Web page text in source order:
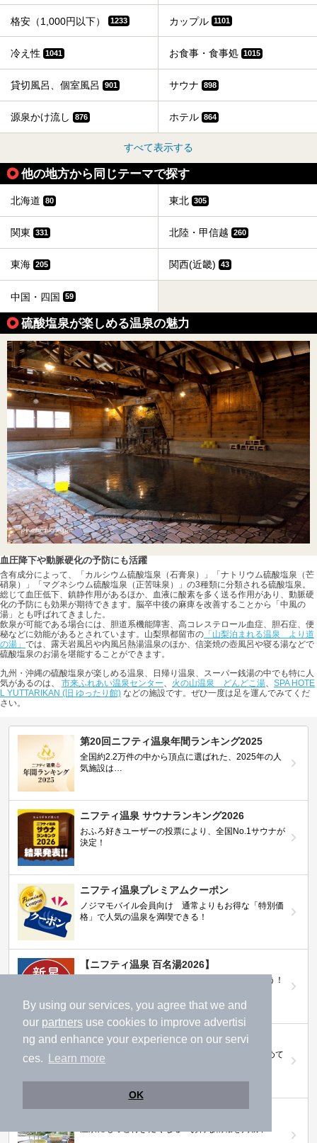
By using our services, you agree that we and
our partners use cookies to improve advertisi
ng and enhance your experience on our servi
ces.
Learn more
OK
格安（1,000円以下） 1233 カップル 1101
冷え性 1041 お食事・食事処 1015
貸切風呂、個室風呂 901 サウナ 898
源泉かけ流し 876 ホテル 864
すべて表示する
他の地方から同じテーマで探す
北海道 80 東北 305
関東 331 北陸・甲信越 260
東海 205 関西(近畿) 43
中国・四国 59
硫酸塩泉が楽しめる温泉の魅力
血圧降下や動脈硬化の予防にも活躍
含有成分によって、「カルシウム硫酸塩泉（石膏泉）」「ナトリウム硫酸塩泉（芒
硝泉）」「マグネシウム硫酸塩泉（正苦味泉）」の3種類に分類される硫酸塩泉。
総じて血圧低下、鎮静作用があるほか、血液に酸素を多く送る作用があり、動脈硬
化の予防にも効果が期待できます。脳卒中後の麻痺を改善することから「中風の
湯」とも呼ばれてきました。
飲泉が可能である場合には、胆道系機能障害、高コレステロール血症、胆石症、便
秘などに効能があるとされています。山梨県都留市の 「山梨泊まれる温泉 より道
の湯」 では、露天岩風呂や内風呂熱湯温泉のほか、信楽焼の壺風呂や寝る湯などで
硫酸塩泉のお湯を堪能することができます。
九州・沖縄の硫酸塩泉が楽しめる温泉、日帰り温泉、スーパー銭湯の中でも特に人
気があるのは、 市来ふれあい温泉センター、 火の山温泉 どんどこ湯、 SPA HOTE
L YUTTARIKAN (旧 ゆったり館) などの施設です。ぜひ一度は足を運んでみてくだ
さい。
第20回ニフティ温泉年間ランキング2025
全国約2.2万件の中から頂点に選ばれた、2025年の人
気施設は…
ニフティ温泉 サウナランキング2026
おふろ好きユーザーの投票により、全国No.1サウナが
決定！
ニフティ温泉プレミアムクーポン
ノジマモバイル会員向け 通常よりもお得な「特別価
格」で人気の温泉を満喫できる！
【ニフティ温泉 百名湯2026】
行ってみたい施設に投票してプレゼントを当てよう！
岩盤浴特集
日本全国の岩盤浴情報だけをピックアップ。まとめて
検索！